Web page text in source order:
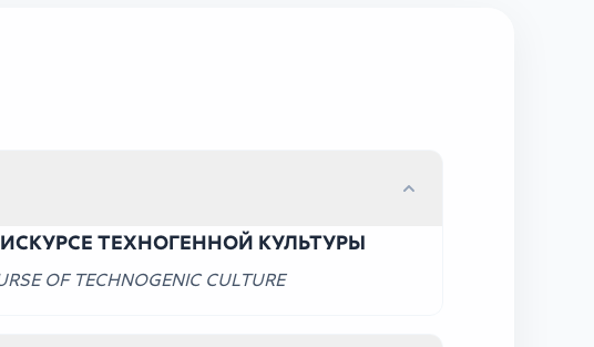
ТЕХНОГЕННОЙ КУЛЬТУРЫ
OF TECHNOGENIC CULTURE